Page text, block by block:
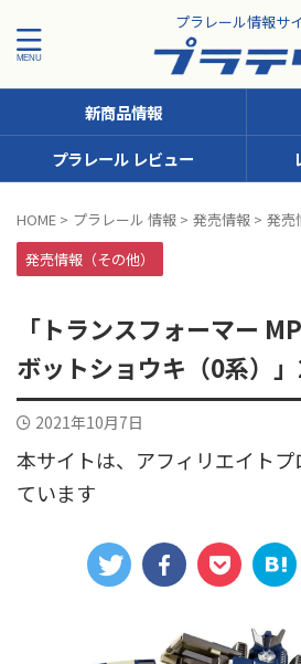
プラレール情報サ
タグで探す！
JR九州
JR北海道
MODEROID OTシリーズ（おしゃべ
TSシリーズ（トーマスナンバリング）
カプセルプラレール（きかんしゃトーマ
カプセルプラレール（鉄道会社）
新商品情報
プラレール レビュー
HOME > プラレール 情報 > 発売情報 > 発売
発売情報（その他）
「トランスフォーマー
ボットショウキ（0系）
2021年10月7日
本サイトは、アフィリエイト
ています